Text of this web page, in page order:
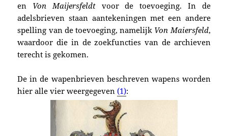
en Von Maijersfeldtvoor de toevoeging. In de
adelsbrieven staan aantekeningen met een andere
spelling van de toevoeging, namelijk Von Maiersfeld,
waardoor die in de zoekfuncties van de archieven
terecht is gekomen.
De in de wapenbrieven beschreven wapens worden
hier alle vier weergegeven(1):